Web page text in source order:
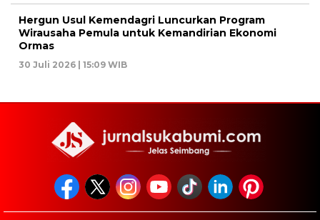
Hergun Usul Kemendagri Luncurkan Program
Wirausaha Pemula untuk Kemandirian Ekonomi
Ormas
30 Juli 2026 | 15:09 WIB